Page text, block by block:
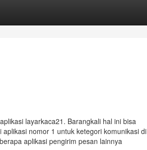
layarkaca21. Barangkali hal ini bisa
nomor 1 untuk ketegori komunikasi di
aplikasi pengirim pesan lainnya